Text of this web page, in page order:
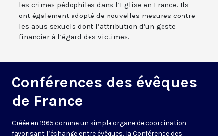
les crimes pédophiles dans l’Eglise en France. Ils
ont également adopté de nouvelles mesures contre
les abus sexuels dont l’attribution d’un geste
financier à l’égard des victimes.
Conférences des évêques
de France
Créée en 1965 comme un simple organe de coordination
favorisant l’échange entre évêques, la Conférence des